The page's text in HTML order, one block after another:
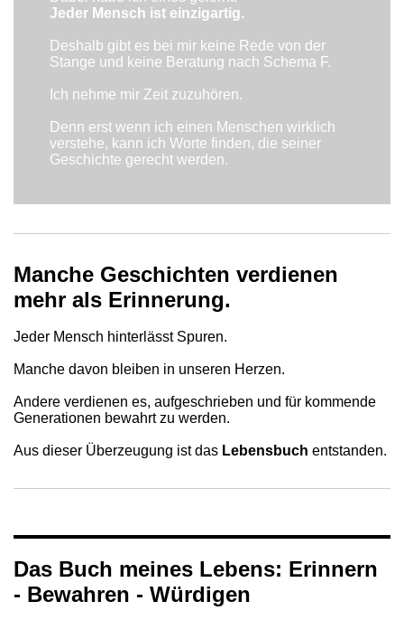
Jeder Mensch ist einzigartig.
Deshalb gibt es bei mir keine Rede von der
Stange und keine Beratung nach Schema F.
Ich nehme mir Zeit zuzuhören.
Denn erst wenn ich einen Menschen wirklich
verstehe, kann ich Worte finden, die seiner
Geschichte gerecht werden.
Manche Geschichten verdienen
mehr als Erinnerung.
Jeder Mensch hinterlässt Spuren.
Manche davon bleiben in unseren Herzen.
Andere verdienen es, aufgeschrieben und für kommende
Generationen bewahrt zu werden.
Aus dieser Überzeugung ist das Lebensbuch entstanden.
Das Buch meines Lebens: Erinnern
- Bewahren - Würdigen